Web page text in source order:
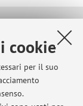
cookie
per il suo